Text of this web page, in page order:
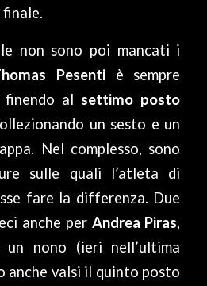
non sono poi mancati i
Pesentiè sempre
al settimo posto
un sesto e un
Nel complesso, sono
sulle quali l’atleta di
fare la differenza. Due
anche per Andrea Piras,
nono (ieri nell’ultima
anche valsi il quinto posto